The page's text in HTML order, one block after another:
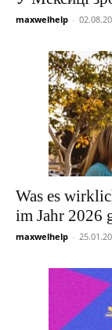
maxwelhelp -
Was es
im Jahr 2026
maxwelhelp -